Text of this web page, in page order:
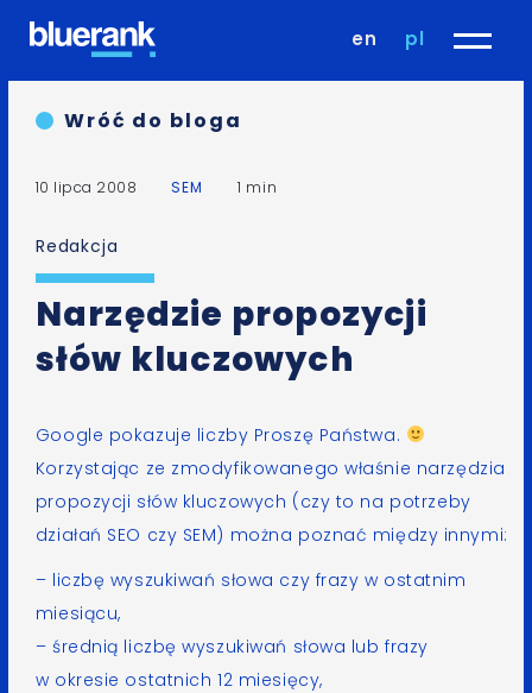
en pl
Wróć do bloga
10 lipca 2008 SEM 1 min
Redakcja
Narzędzie propozycji
słów kluczowych
Google pokazuje liczby Proszę Państwa.
Korzystając ze zmodyfikowanego właśnie narzędzia
propozycji słów kluczowych (czy to na potrzeby
działań SEO czy SEM) można poznać między innymi:
– liczbę wyszukiwań słowa czy frazy w ostatnim
miesiącu,
– średnią liczbę wyszukiwań słowa lub frazy
w okresie ostatnich 12 miesięcy,